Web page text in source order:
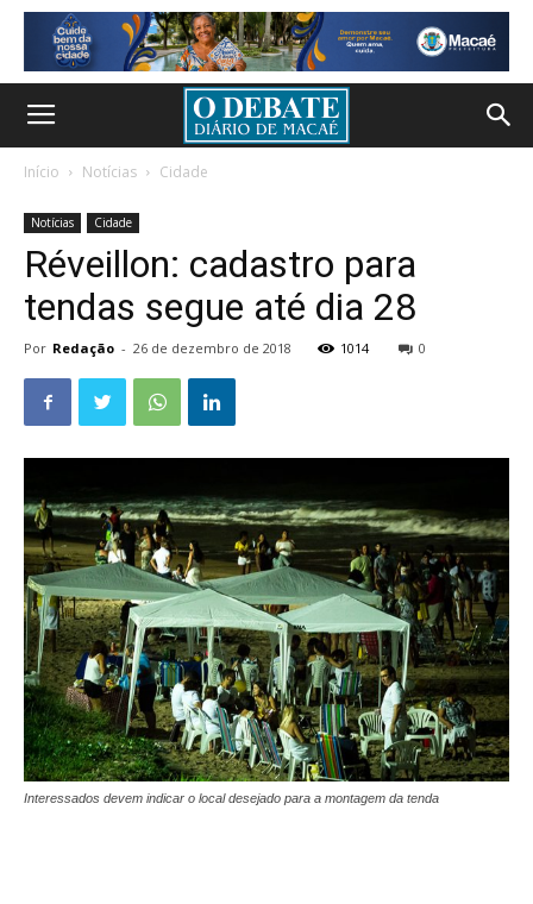
Início Notícias Cidade
Notícias Cidade
Réveillon: cadastro para
tendas segue até dia 28
Por Redação - 26 de dezembro de 2018 1014 0
Interessados devem indicar o local desejado para a montagem da tenda